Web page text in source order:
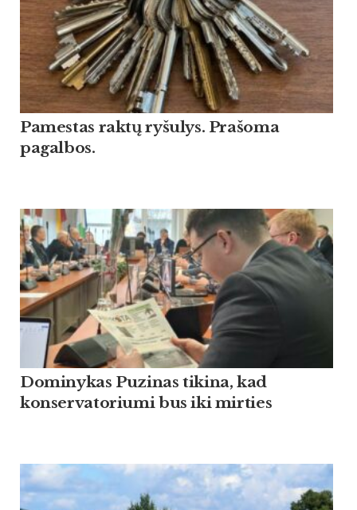
Pamestas raktų ryšulys. Prašoma
pagalbos.
Dominykas Puzinas tikina, kad
konservatoriumi bus iki mirties